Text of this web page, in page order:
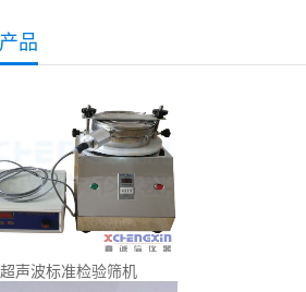
品
超声波标准检验筛机